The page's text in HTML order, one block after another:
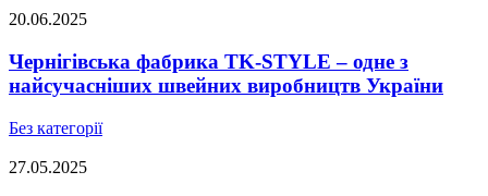
20.06.2025
Чернігівська фабрика TK-STYLE – одне з
найсучасніших швейних виробництв України
Без категорії
27.05.2025